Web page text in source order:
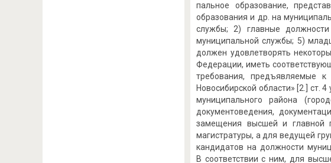
пальное образование,
образования и др. на
службы; 2) главные
муниципальной службы; 5)
должен удовлетворять
Федерации, иметь
требования, предъявляемые
Новосибирской области» [2.] ст.
муниципального района
документоведения,
замещения высшей и главной
магистратуры, а для ведущей
кандидатов на должности
В соответствии с ним, для